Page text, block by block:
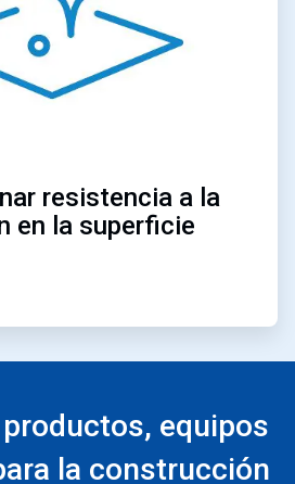
resistencia a la
en la superficie
equipos
la construcción